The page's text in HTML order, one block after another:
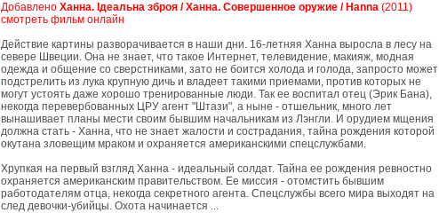
Добавлено Ханна. Ідеальна зброя / Ханна. Совершенное оружие / Hanna (2011)
смотреть фильм онлайн
Действие картины разворачивается в наши дни. 16-летняя Ханна выросла в лесу на
севере Швеции. Она не знает, что такое Интернет, телевидение, макияж, модная
одежда и общение со сверстниками, зато не боится холода и голода, запросто может
подстрелить из лука крупную дичь и владеет такими приемами, против которых не
могут устоять даже хорошо тренированные люди. Так ее воспитал отец (Эрик Бана),
некогда перевербованных ЦРУ агент "Штази", а ныне - отшельник, много лет
вынашивает планы мести своим бывшим начальникам из Лэнгли. И орудием мщения
должна стать - Ханна, что не знает жалости и сострадания, тайна рождения которой
окутана зловещим мраком и охраняется американскими спецслужбами.
Хрупкая на первый взгляд Ханна - идеальный солдат. Тайна ее рождения ревностно
охраняется американским правительством. Ее миссия - отомстить бывшим
работодателям отца, некогда секретного агента. Спецслужбы всего мира выходят на
след девочки-убийцы. Охота начинается ...